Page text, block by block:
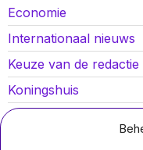
Economie
Internationaal nieuws
Keuze van de redactie
Koningshuis
Lokaal nieuws